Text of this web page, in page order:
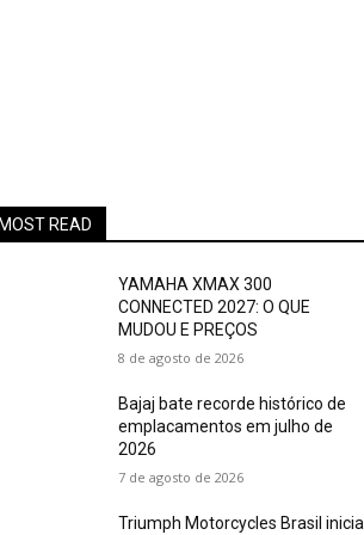
READ
YAMAHA XMAX 300
CONNECTED 2027: O QUE
MUDOU E PREÇOS
8 de agosto de 2026
Bajaj bate recorde histórico de
emplacamentos em julho de
2026
7 de agosto de 2026
Triumph Motorcycles Brasil inicia